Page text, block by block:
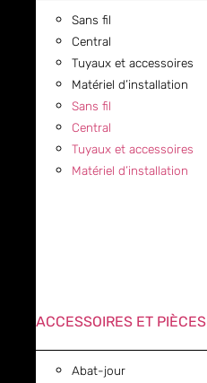
Sans fil
Central
Tuyaux et accessoires
Matériel d’installation
Sans fil
Central
Tuyaux et accessoires
Matériel d’installation
ACCESSOIRES ET PIÈCES
Abat-jour